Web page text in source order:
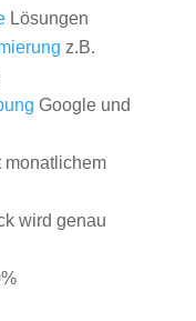
Lösungen
z.B.
Google und
monatlichem
wird genau